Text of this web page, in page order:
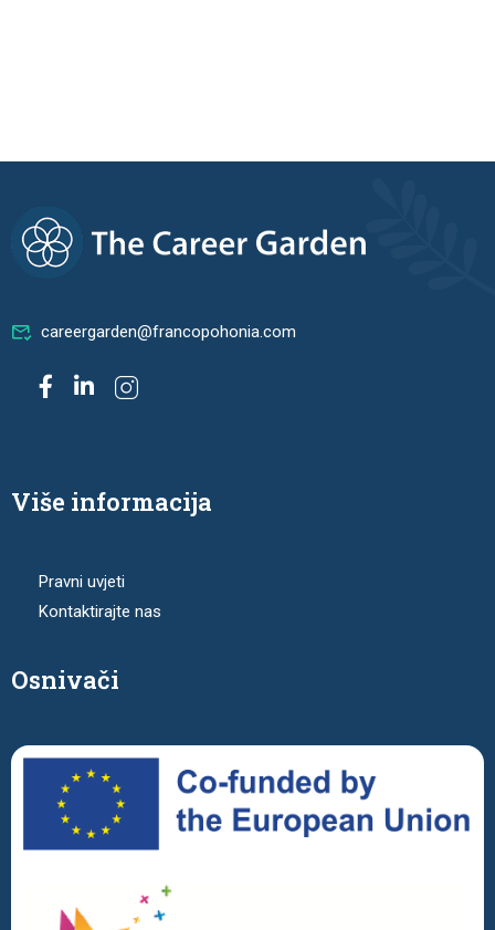
careergarden@francopohonia.com
Više informacija
Pravni uvjeti
Kontaktirajte nas
Osnivači